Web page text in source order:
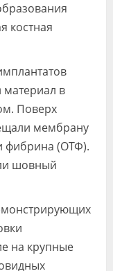
костная
материал в
Поверх
мембрану
фибрина (ОТФ).
шовный
на крупные